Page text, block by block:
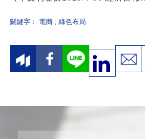
關鍵字： 電商 ; 綠色布局